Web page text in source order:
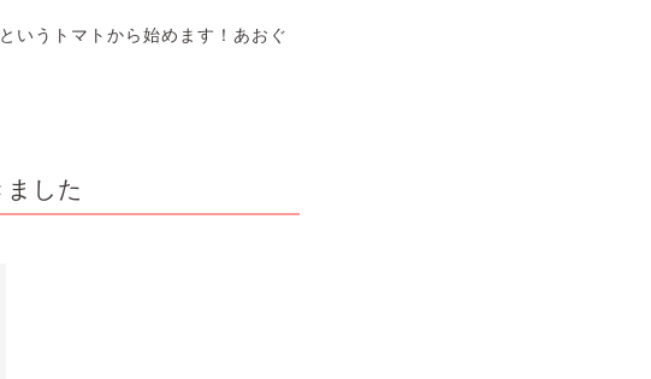
いうトマトから始めます！あおぐ
した